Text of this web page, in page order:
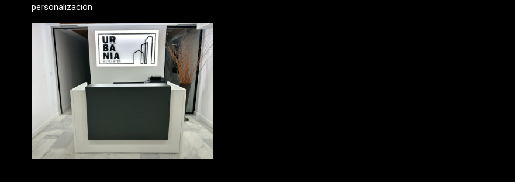
personalización